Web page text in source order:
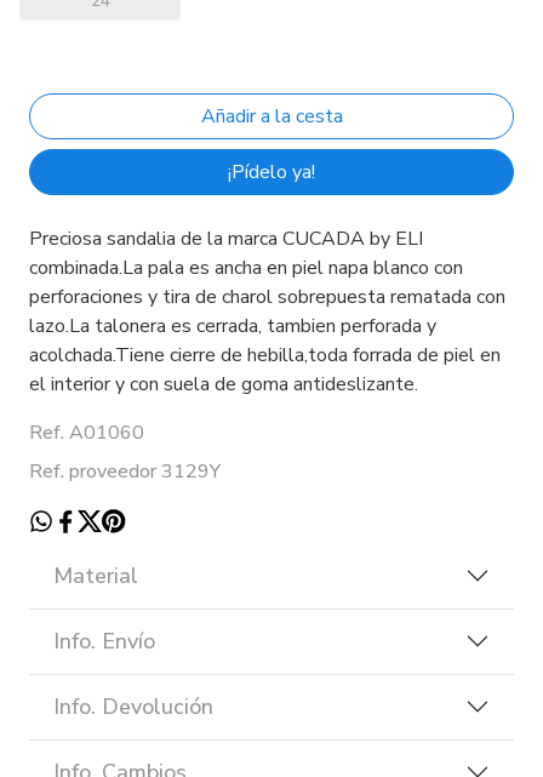
¡Pídelo ya!
Preciosa sandalia de la marca CUCADA by ELI
combinada.La pala es ancha en piel napa blanco con
perforaciones y tira de charol sobrepuesta rematada con
lazo.La talonera es cerrada, tambien perforada y
acolchada.Tiene cierre de hebilla,toda forrada de piel en
el interior y con suela de goma antideslizante.
Ref. A01060
Ref. proveedor 3129Y
Material
Info. Envío
Info. Devolución